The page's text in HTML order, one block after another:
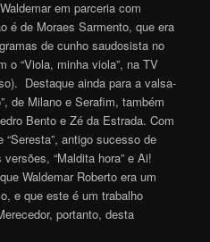
em parceria com
é de Moraes Sarmento, que era
de cunho saudosista no
o “Viola, minha viola”, na TV
Destaque ainda para a valsa-
de Milano e Serafim, também
Bento e Zé da Estrada. Com
antigo sucesso de
“Maldita hora” e Ai!
Waldemar Roberto era um
e que este é um trabalho
portanto, desta